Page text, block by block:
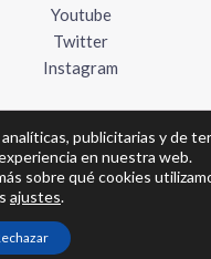
Youtube
Twitter
Instagram
Todos los derechos
lavozdelpacifico.com
- Política de cookies
publicitarias y de
en nuestra web.
sobre qué cookies
ajustes.